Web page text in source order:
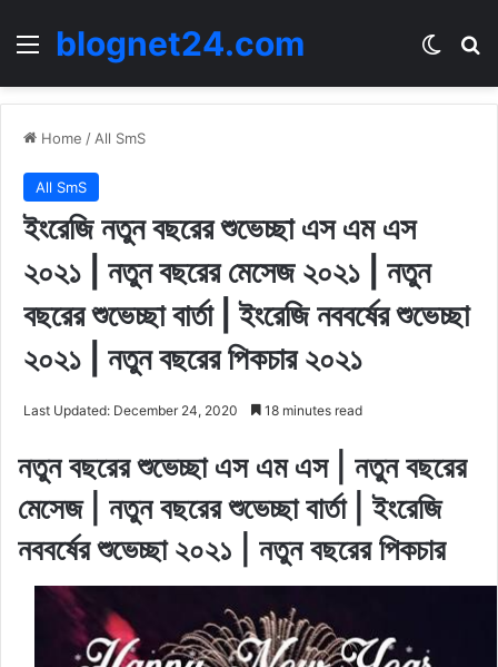
Menublognet24.com
Home / All SmS
All SmS
ইংরেজি নতুন বছরের শুভেচ্ছা এস এম এস
২০২১ | নতুন বছরের মেসেজ ২০২১ | নতুন
বছরের শুভেচ্ছা বার্তা | ইংরেজি নববর্ষের শুভেচ্ছা
২০২১ | নতুন বছরের পিকচার ২০২১
Last Updated: December 24, 2020 18 minutes read
নতুন বছরের শুভেচ্ছা এস এম এস | নতুন বছরের
মেসেজ | নতুন বছরের শুভেচ্ছা বার্তা | ইংরেজি
নববর্ষের শুভেচ্ছা ২০২১ | নতুন বছরের পিকচার